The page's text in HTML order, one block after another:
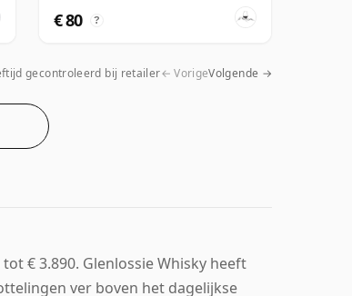
€ 80 ?
gecontroleerd bij retailer← VorigeVolgende →
€ 3.890. Glenlossie Whisky heeft
ver boven het dagelijkse